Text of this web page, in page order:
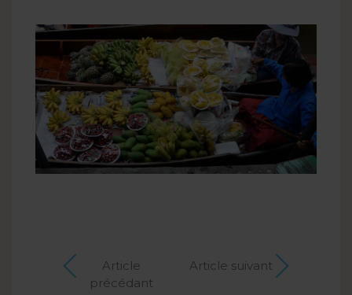
Article
précédant
Article suivant